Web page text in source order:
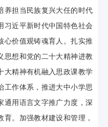
担当民族复兴大任的时代
习近平新时代中国特色社会
心价值观铸魂育人。扎实推
思想和党的二十大精神进教
大精神有机融入思政课教学
工作体系，推进大中小学思
通用语言文字推广力度，深
。加强教材建设和管理，